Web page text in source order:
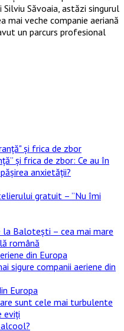
Săvoaia, astăzi singurul
mai veche companie aeriană
un parcurs profesional
și frica de zbor: Ce au în
anxietății?
gratuit – ”Nu îmi
la Balotești – cea mai mare
română
sigure companii aeriene din
sunt cele mai turbulente
eviți